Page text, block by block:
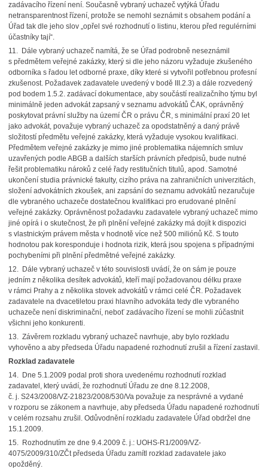
zadávacího řízení není. Současně vybraný uchazeč vytýká Úřadu
netransparentnost řízení, protože se nemohl seznámit s obsahem podání a
Úřad tak dle jeho slov „opřel své rozhodnutí o listinu, kterou před regulérními
účastníky tají“.
11. Dále vybraný uchazeč namítá, že se Úřad podrobně neseznámil
s předmětem veřejné zakázky, který si dle jeho názoru vyžaduje zkušeného
odborníka s řadou let odborné praxe, díky které si vytvořil potřebnou profesní
zkušenost. Požadavek zadavatele uvedený v bodě III.2.3) a dále rozvedený
pod bodem 1.5.2. zadávací dokumentace, aby součástí realizačního týmu byl
minimálně jeden advokát zapsaný v seznamu advokátů ČAK, oprávněný
poskytovat právní služby na území ČR o právu ČR, s minimální praxí 20 let
jako advokát, považuje vybraný uchazeč za opodstatněný a daný právě
složitostí předmětu veřejné zakázky, která vyžaduje vysokou kvalifikaci.
Předmětem veřejné zakázky je mimo jiné problematika nájemních smluv
uzavřených podle ABGB a dalších starších právních předpisů, bude nutné
řešit problematiku nároků z celé řady restitučních titulů, apod. Samotné
ukončení studia právnické fakulty, cizího práva na zahraničních univerzitách,
složení advokátních zkoušek, ani zapsání do seznamu advokátů nezaručuje
dle vybraného uchazeče dostatečnou kvalifikaci pro erudované plnění
veřejné zakázky. Oprávněnost požadavku zadavatele vybraný uchazeč mimo
jiné opírá i o skutečnost, že při plnění veřejné zakázky má dojít k dispozici
s vlastnickým právem města v hodnotě více než 500 miliónů Kč. S touto
hodnotou pak koresponduje i hodnota rizik, která jsou spojena s případnými
pochybeními při plnění předmětné veřejné zakázky.
12. Dále vybraný uchazeč v této souvislosti uvádí, že on sám je pouze
jedním z několika desítek advokátů, kteří mají požadovanou délku praxe
v rámci Prahy a z několika stovek advokátů v rámci celé ČR. Požadavek
zadavatele na dvacetiletou praxi hlavního advokáta tedy dle vybraného
uchazeče není diskriminační, neboť zadávacího řízení se mohli zúčastnit
všichni jeho konkurenti.
13. Závěrem rozkladu vybraný uchazeč navrhuje, aby bylo rozkladu
vyhověno a aby předseda Úřadu napadené rozhodnutí zrušil a řízení zastavil.
Rozklad zadavatele
14. Dne 5.1.2009 podal proti shora uvedenému rozhodnutí rozklad
zadavatel, který uvádí, že rozhodnutí Úřadu ze dne 8.12.2008,
č. j. S243/2008/VZ-21823/2008/530/Va považuje za nesprávné a vydané
v rozporu se zákonem a navrhuje, aby předseda Úřadu napadené rozhodnutí
v celém rozsahu zrušil. Odůvodnění rozkladu zadavatele Úřad obdržel dne
15.1.2009.
15. Rozhodnutím ze dne 9.4.2009 č. j.: UOHS-R1/2009/VZ-
4075/2009/310/ZČt předseda Úřadu zamítl rozklad zadavatele jako
opožděný.